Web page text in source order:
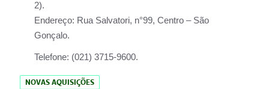
2).
Endereço: Rua Salvatori, n°99, Centro – São
Gonçalo.
Telefone: (021) 3715-9600.
NOVAS AQUISIÇÕES